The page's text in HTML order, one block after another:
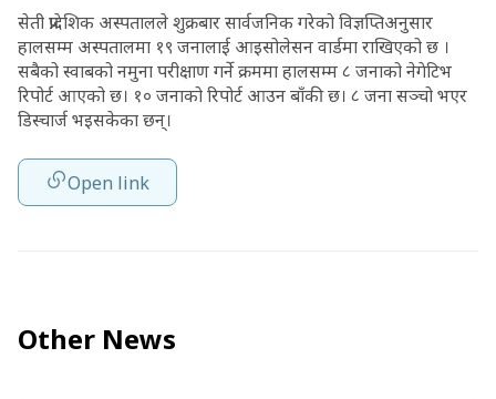
सेती प्रादेशिक अस्पतालले शुक्रबार सार्वजनिक गरेको विज्ञप्तिअनुसार
हालसम्म अस्पतालमा १९ जनालाई आइसोलेसन वार्डमा राखिएको छ ।
सबैको स्वाबको नमुना परीक्षाण गर्ने क्रममा हालसम्म ८ जनाको नेगेटिभ
रिपोर्ट आएको छ। १० जनाको रिपोर्ट आउन बाँकी छ। ८ जना सञ्चो भएर
डिस्चार्ज भइसकेका छन्।
Open link
Other News